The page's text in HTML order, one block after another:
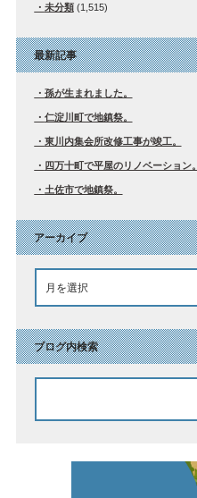
未分類(1,515)
最新記事
孫が生まれました。
仁淀川町で地鎮祭。
東川内集会所改修工事が竣工。
四万十町で平屋のリノベーション。
土佐市で地鎮祭。
アーカイブ
ブログ内検索